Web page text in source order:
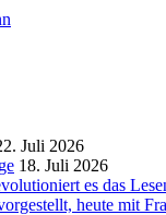
Juli 2026
18. Juli 2026
es das
heute mit